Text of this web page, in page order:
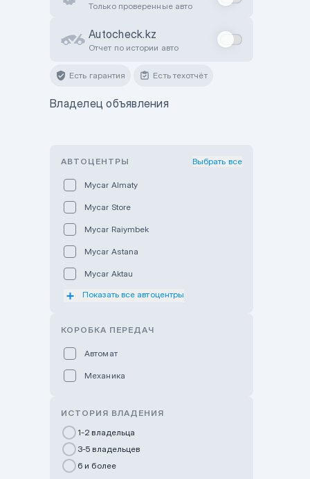
Только проверенные авто
Autocheck.kz
Отчет по истории авто
Есть гарантия Есть техотчёт
Владелец объявления
АВТОЦЕНТРЫ Выбрать все
Mycar Almaty
Mycar Store
Mycar Raiymbek
Mycar Astana
Mycar Aktau
Mycar Uralsk
GWM Nurly Zhol
Chery Astana
Показать все автоцентры
КОРОБКА ПЕРЕДАЧ
Автомат
Механика
ИСТОРИЯ ВЛАДЕНИЯ
1-2 владельца
3-5 владельцев
6 и более